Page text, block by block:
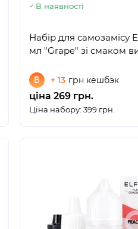
В наявності
Набір для самозамісу
мл "Grape" зі смаком
+ 13 грн кешбэк
ціна 269 грн.
Ціна набору: 399 грн.